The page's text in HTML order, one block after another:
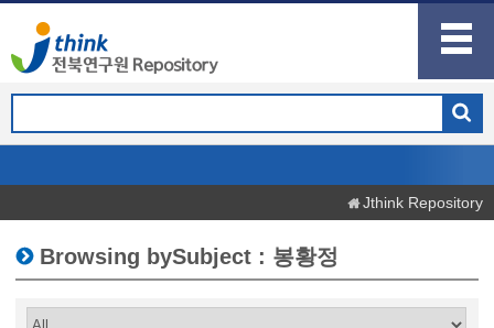
Jthink Repository
Browsing bySubject : 봉황정